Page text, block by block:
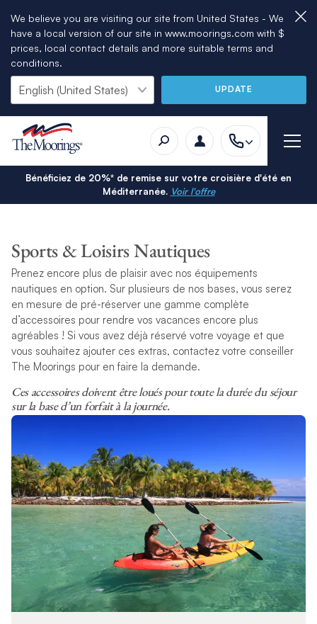
We believe you are visiting our site from United States - We
have a local version of our site in www.moorings.com with $
prices, local contact details and more suitable terms and
conditions.
UPDATE
Bénéficiez de 20%* de remise sur votre croisière d'été en
Méditerranée. Voir l'offre
Sports & Loisirs Nautiques
Prenez encore plus de plaisir avec nos équipements
nautiques en option. Sur plusieurs de nos bases, vous serez
en mesure de pré-réserver une gamme complète
d’accessoires pour rendre vos vacances encore plus
agréables ! Si vous avez déjà réservé votre voyage et que
vous souhaitez ajouter ces extras, contactez votre conseiller
The Moorings pour en faire la demande.
Ces accessoires doivent être loués pour toute la durée du séjour
sur la base d’un forfait à la journée.